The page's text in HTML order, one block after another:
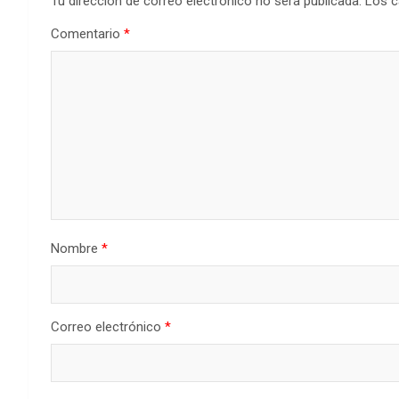
Comentario *
Nombre *
Correo electrónico *